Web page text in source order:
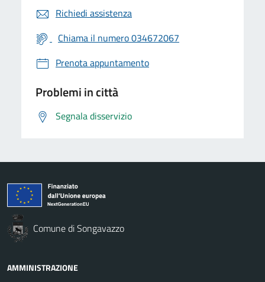
Richiedi assistenza
Chiama il numero 034672067
Prenota appuntamento
Problemi in città
Segnala disservizio
Comune di Songavazzo
AMMINISTRAZIONE